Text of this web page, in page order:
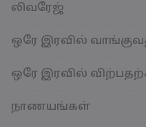
லிவரேஜ்
ஒரே இரவில்
ஒரே இரவில்
நாணயங்கள்